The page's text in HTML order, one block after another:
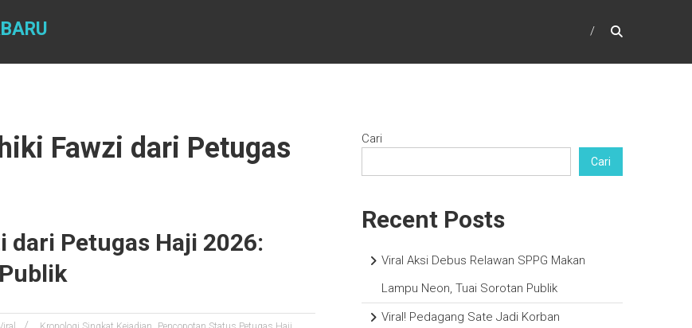
Fawzi dari Petugas
dari Petugas Haji 2026:
Cari
Cari
Recent Posts
Viral Aksi Debus Relawan SPPG Makan
Lampu Neon, Tuai Sorotan Publik
Viral! Pedagang Sate Jadi Korban